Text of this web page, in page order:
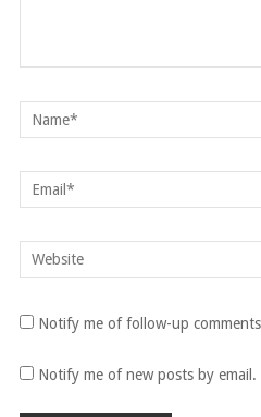
Notify me of follow-up
Notify me of new posts by email.